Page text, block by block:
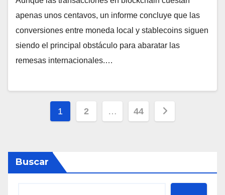
apenas unos centavos, un informe concluye que las
conversiones entre moneda local y stablecoins siguen
siendo el principal obstáculo para abaratar las
remesas internacionales.…
Paginación
entradas
1 2 … 44
Buscar